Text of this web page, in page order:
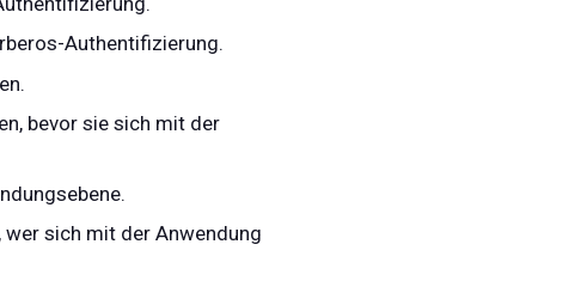
Authentifizierung.
bevor sie sich mit der
sich mit der Anwendung